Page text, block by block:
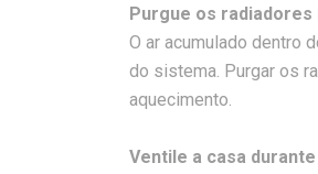
Purgue os
O ar acumulado dentro
do sistema. Purgar os
aquecimento.
Ventile a casa